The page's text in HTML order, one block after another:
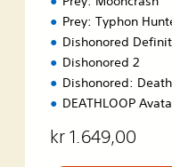
Prey: Typhon
Dishonored
Dishonored 2
Dishonored:
DEATHLOOP
kr 1.649,00